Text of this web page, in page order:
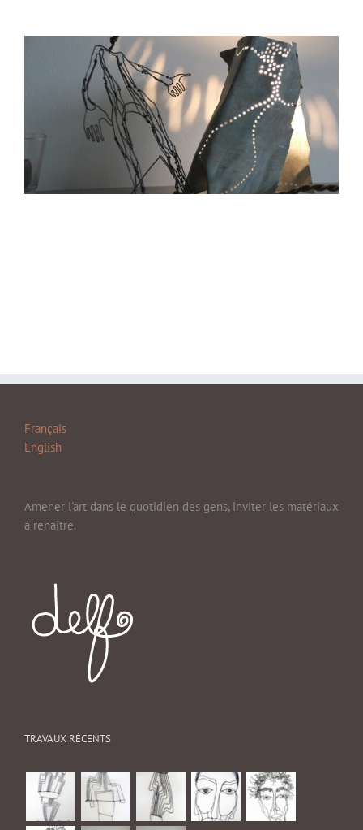
Français
English
Amener l'art dans le quotidien des gens, inviter les matériaux
à renaître.
TRAVAUX RÉCENTS